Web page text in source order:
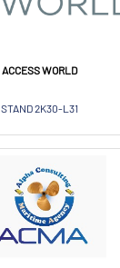
ACCESS WORLD
STAND 2K30-L31